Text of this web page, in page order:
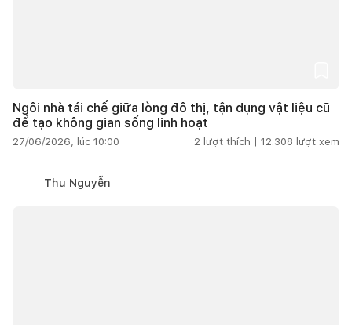
Ngôi nhà tái chế giữa lòng đô thị, tận dụng vật liệu cũ
để tạo không gian sống linh hoạt
27/06/2026, lúc 10:00 2 lượt thích | 12.308 lượt xem
Thu Nguyễn